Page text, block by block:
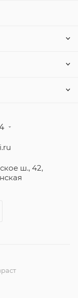
ш., 42,